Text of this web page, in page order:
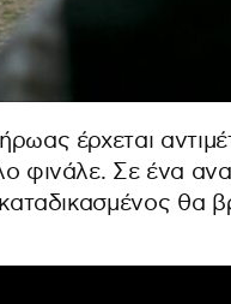
έρχεται
φινάλε. Σε ένα
θα